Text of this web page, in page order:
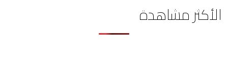
الأكثر مشاهدة